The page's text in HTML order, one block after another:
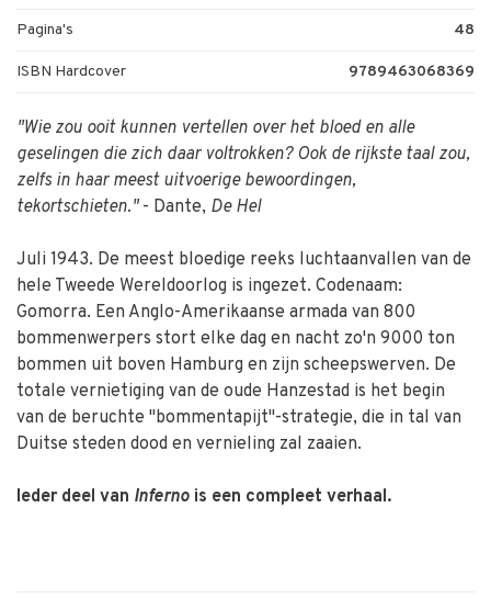
Pagina's 48
ISBN Hardcover 9789463068369
"Wie zou ooit kunnen vertellen over het bloed en alle
geselingen die zich daar voltrokken? Ook de rijkste taal zou,
zelfs in haar meest uitvoerige bewoordingen,
tekortschieten."- Dante, De Hel
Juli 1943. De meest bloedige reeks luchtaanvallen van de
hele Tweede Wereldoorlog is ingezet. Codenaam:
Gomorra. Een Anglo-Amerikaanse armada van 800
bommenwerpers stort elke dag en nacht zo'n 9000 ton
bommen uit boven Hamburg en zijn scheepswerven. De
totale vernietiging van de oude Hanzestad is het begin
van de beruchte "bommentapijt"-strategie, die in tal van
Duitse steden dood en vernieling zal zaaien.
Ieder deel van Inferno is een compleet verhaal.